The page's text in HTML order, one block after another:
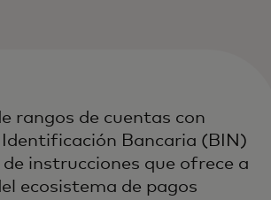
rangos de cuentas con
Identificación Bancaria (BIN)
instrucciones que ofrece a
ecosistema de pagos